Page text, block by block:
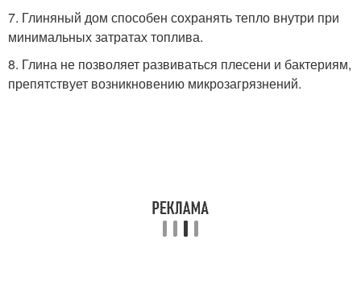
7. Глиняный дом способен сохранять тепло внутри при
минимальных затратах топлива.
8. Глина не позволяет развиваться плесени и бактериям,
препятствует возникновению микрозагрязнений.